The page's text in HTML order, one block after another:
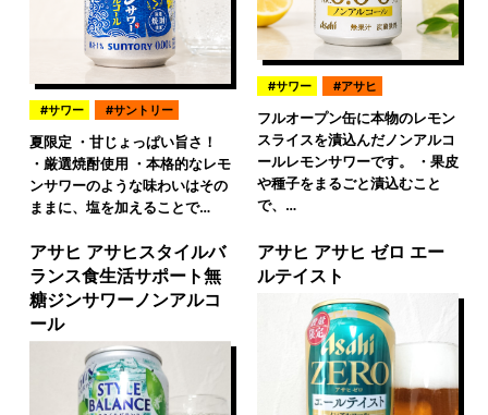
サワー サントリー
夏限定 ・甘じょっぱい旨さ！
・厳選焼酎使用 ・本格的なレモ
ンサワーのような味わいはその
ままに、塩を加えることで…
サワー アサヒ
フルオープン缶に本物のレモン
スライスを漬込んだノンアルコ
ールレモンサワーです。 ・果皮
や種子をまるごと漬込むこと
で、…
アサヒ アサヒスタイルバ
ランス食生活サポート無
糖ジンサワーノンアルコ
ール
アサヒ アサヒ ゼロ エー
ルテイスト